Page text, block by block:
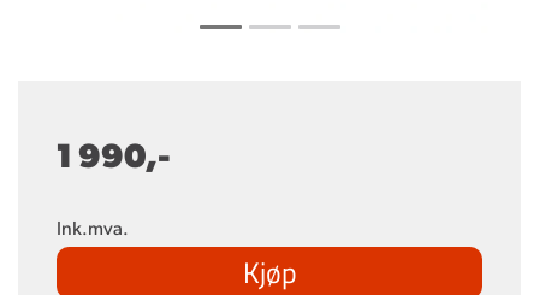
1 990,-
Ink.mva.
Kjøp